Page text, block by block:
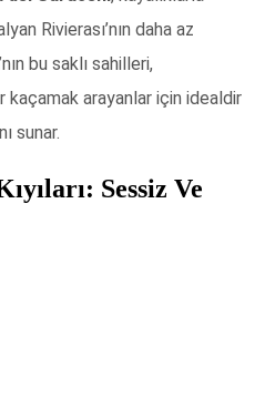
Rivierası’nın daha az
bu saklı sahilleri,
kaçamak arayanlar için idealdir
sunar.
Sessiz Ve